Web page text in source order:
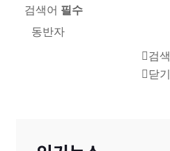
검색어 필수
검색
닫기